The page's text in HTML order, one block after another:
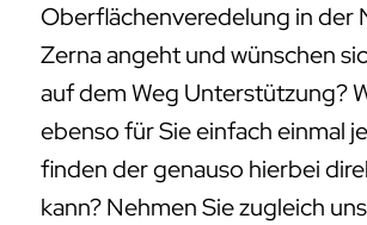
Oberflächenveredelung in der
Zerna angeht und wünschen
auf dem Weg Unterstützung?
ebenso für Sie einfach einmal
finden der genauso hierbei
kann? Nehmen Sie zugleich